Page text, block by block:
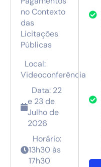
no Contexto
das
Licitações
Públicas
Local:
Videoconferência
Data: 22
e 23 de
Julho de
2026
Horário:
13h30 às
17h30